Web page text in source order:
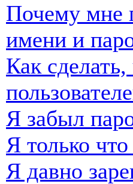
Почему мне
имени и
Как
Я забыл
Я только
Я давно